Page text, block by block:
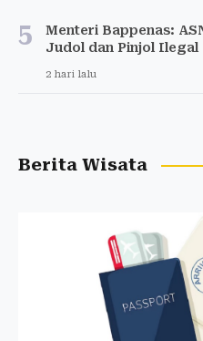
5
Menteri Bappenas:
Judol dan Pinjol Ilegal
2 hari lalu
Berita Wisata